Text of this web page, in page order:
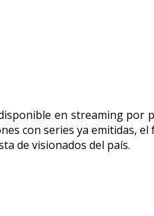
en streaming por
con series ya emitidas,
de visionados del país.